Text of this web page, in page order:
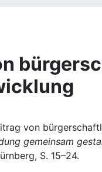
von
gemeinsam
S. 15–24.